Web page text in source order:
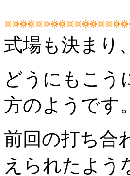
式場も決まり
どうにもこう
方のようです
前回の打ち合
えられたよう